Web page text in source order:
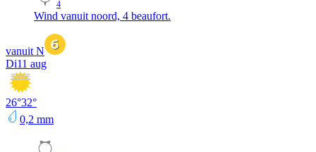
4
Wind vanuit noord, 4 beaufort.
vanuit N
Di11 aug
26°32°
0,2 mm